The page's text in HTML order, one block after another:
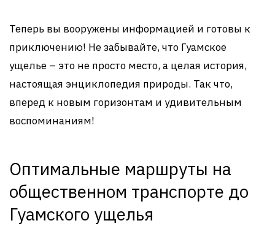
Теперь вы вооружены информацией и готовы к
приключению! Не забывайте, что Гуамское
ущелье – это не просто место, а целая история,
настоящая энциклопедия природы. Так что,
вперед к новым горизонтам и удивительным
воспоминаниям!
Оптимальные маршруты на
общественном транспорте до
Гуамского ущелья